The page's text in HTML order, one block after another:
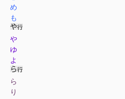
め
も
や
ゆ
よ
ら
り